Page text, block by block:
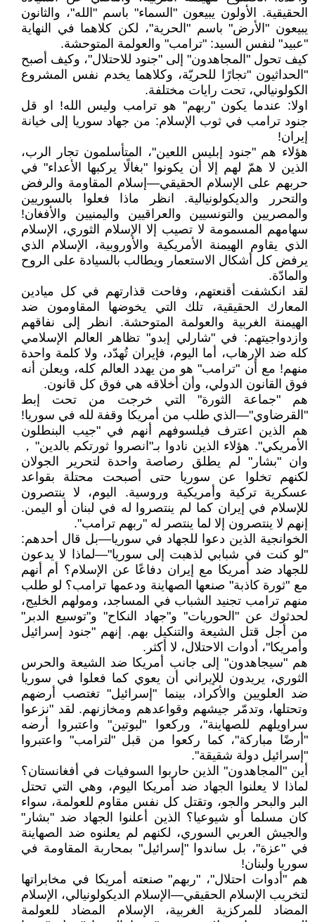
الحقيقية. الأولون يبيعون "السماء" باسم "الله"، والثانون
يبيعون "الأرض" باسم "الحرية"، لكن كلاهما في النهاية
"عبيد" لنفس السيد: "ترامب" والعولمة المتوحشة.
كيف تحول "المجاهدون" إلى "جنود للاحتلال"، وكيف أصبح
"الحداثيون "تجارًا للحريّة، وكلاهما يخدم نفس المشروع
الكولونيالي، تحت رايات مختلفة.
اولا: عندما يكون "ربهم" هو ترامب وليس الله! او قل
جنود ترامب في ثوب الإسلام: من جهاد سوريا إلى خيانة
إيران!
هؤلاء هم "جنود إبليس اللعين"، المتأسلمون تجار الرب،
الذين لا همّ لهم إلا أن يكونوا "بغالًا يركبها الأعداء" في
حربهم على الإسلام الحقيقي—إسلام المقاومة والرفض
والتحرر والديكولونيالية. انظر ماذا فعلوا بالسوريين
والمصريين والتونسيين والعراقيين واليمنيين والأفغان!
سهامهم المسمومة لا تصيب إلا الإسلام الثوري، الإسلام
الذي يقاوم الهيمنة الأمريكية والأوروبية، الإسلام الذي
يرفض كل أشكال الاستعمار ويطالب بالسيادة على الروح
والمادّة.
لقد انكشفت أقنعتهم، وفاحت قذارتهم في كل ميادين
المعارك الحقيقية، تلك التي يخوضها المقاومون ضد
الهيمنة الغربية والعولمة المتوحشة. انظر إلى نفاقهم
وازدواجيتهم: في "شارلي إبدو" تظاهر العالم الإسلامي
كله ضد الإرهاب، أما اليوم، فإيران تُهدّد، ولا كلمة واحدة
منهم! مع أن "ترامب" هو من يهدد العالم كله، ويعلن أنه
فوق القانون الدولي، وأن أخلاقه هي فوق كل قانون.
هم "جماعة الثورة" التي خرجت من تحت إبط
"القرضاوي"—الذي طلب من أمريكا وقفة لله في سوريا!
هم الذين اعترف فيلسوفهم أنهم في "جيب البنطلون
الأمريكي". هؤلاء الذين نادوا بـ"انصروا ثورتكم بالدين"，
وان "بشار" لم يطلق رصاصة واحدة لتحرير الجولان
لكنهم تخلوا عن سوريا حتى أصبحت محتلة بقواعد
عسكرية تركية وأمريكية وروسية. اليوم، لا ينتصرون
للإسلام في إيران كما لم ينتصروا له في لبنان أو اليمن.
إنهم لا ينتصرون إلا لما ينتصر له "ربهم ترامب".
الخوانجية الذين دعوا للجهاد في سوريا—بل قال أحدهم:
"لو كنت في شبابي لذهبت إلى سوريا"—لماذا لا يدعون
للجهاد ضد أمريكا مع إيران دفاعًا عن الإسلام؟ أم أنهم
مع "ثورة كاذبة" صنعها الصهاينة ودعمها ترامب؟ لو طلب
منهم ترامب تجنيد الشباب في المساجد، ومولهم الخليج،
لحدثوك عن "الحوريات" و"جهاد النكاح" و"توسيع الدبر"
من أجل قتل الشيعة والتنكيل بهم. إنهم "جنود إسرائيل
وأمريكا"، أدوات الاحتلال، لا أكثر.
هم "سيجاهدون" إلى جانب أمريكا ضد الشيعة والحرس
الثوري، يريدون للإيراني أن يعوي كما فعلوا في سوريا
ضد العلويين والأكراد، بينما "إسرائيل" تغتصب أرضهم
وتحتلها، وتدمّر جيشهم وقواعدهم ومخازنهم. لقد "نزعوا
سراويلهم للصهاينة"، وركعوا "لبوتين" واعتبروا أرضه
"أرضًا مباركة"، كما ركعوا من قبل "لترامب" واعتبروا
"إسرائيل دولة شقيقة".
أين "المجاهدون" الذين حاربوا السوفيات في أفغانستان؟
لماذا لا يعلنوا الجهاد ضد أمريكا اليوم، وهي التي تحتل
البر والبحر والجو، وتقتل كل نفس مقاوم للعولمة، سواء
كان مسلما أو شيوعيا؟ الذين أعلنوا الجهاد ضد "بشار"
والجيش العربي السوري، لكنهم لم يعلنوه ضد الصهاينة
في "عزة"، بل ساندوا "إسرائيل" بمحاربة المقاومة في
سوريا ولبنان!
هم "أدوات احتلال"، "ربهم" صنعته أمريكا في مخابراتها
لتخريب الإسلام الحقيقي—الإسلام الديكولونيالي، الإسلام
المضاد للمركزية الغربية، الإسلام المضاد للعولمة